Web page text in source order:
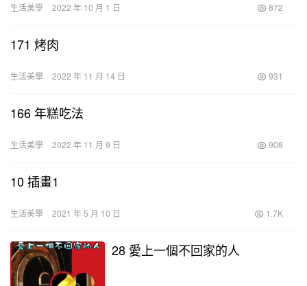
生活美學 2022 年 10 月 1 日 872
171 烤肉
生活美學 2022 年 11 月 14 日 931
166 年糕吃法
生活美學 2022 年 11 月 9 日 908
10 插畫1
生活美學 2021 年 5 月 10 日 1.7K
28 愛上一個不回家的人